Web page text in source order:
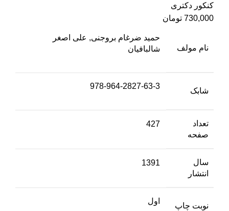
کنکور دکتری
730,000 تومان
نام مولف
حمید ضرغام بروجنی, علی اصغر
شالبافیان
شابک
978-964-2827-63-3
تعداد
صفحه
427
سال
انتشار
1391
نوبت چاپ
اول